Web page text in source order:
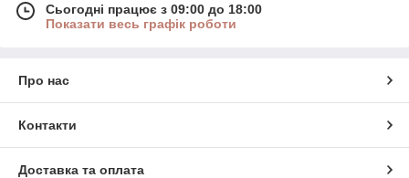
Сьогодні працює з 09:00 до 18:00
Показати весь графік роботи
Про нас
Контакти
Доставка та оплата